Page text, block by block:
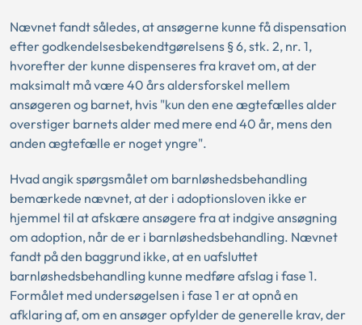
Nævnet fandt således, at ansøgerne kunne få dispensation
efter godkendelsesbekendtgørelsens § 6, stk. 2, nr. 1,
hvorefter der kunne dispenseres fra kravet om, at der
maksimalt må være 40 års aldersforskel mellem
ansøgeren og barnet, hvis "kun den ene ægtefælles alder
overstiger barnets alder med mere end 40 år, mens den
anden ægtefælle er noget yngre".
Hvad angik spørgsmålet om barnløshedsbehandling
bemærkede nævnet, at der i adoptionsloven ikke er
hjemmel til at afskære ansøgere fra at indgive ansøgning
om adoption, når de er i barnløshedsbehandling. Nævnet
fandt på den baggrund ikke, at en uafsluttet
barnløshedsbehandling kunne medføre afslag i fase 1.
Formålet med undersøgelsen i fase 1 er at opnå en
afklaring af, om en ansøger opfylder de generelle krav, der